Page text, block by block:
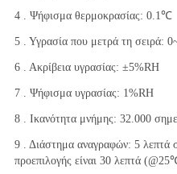
4 . Ψήφισμα θερμοκρασίας: 0.1℃
5 . Υγρασία που μετρά τη σειρά:
6 . Ακρίβεια υγρασίας: ±5%RH
7 . Ψήφισμα υγρασίας: 1%RH
8 . Ικανότητα μνήμης: 32.000
9 . Διάστημα αναγραφών: 5 λεπτά
προεπιλογής είναι 30 λεπτά